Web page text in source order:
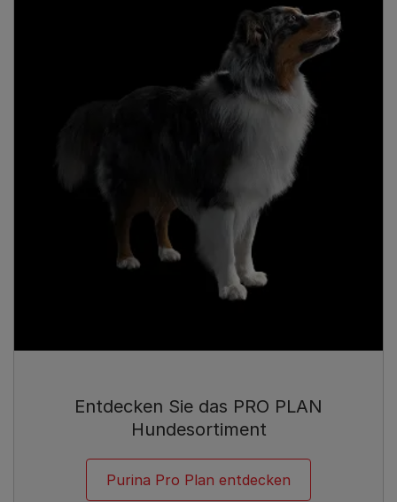
Entdecken Sie das PRO PLAN
Hundesortiment
Purina Pro Plan entdecken